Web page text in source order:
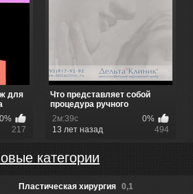
категории
Пластическая хирургия 0,1
для
0%
217
Что представляет собой
процедура ручного
лимфодренажа
2м:39с
0%
13 лет назад
494